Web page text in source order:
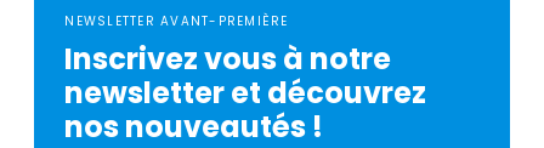
NEWSLETTER AVANT-PREMIÈRE
Inscrivez vous à notre
newsletter et découvrez
nos nouveautés !